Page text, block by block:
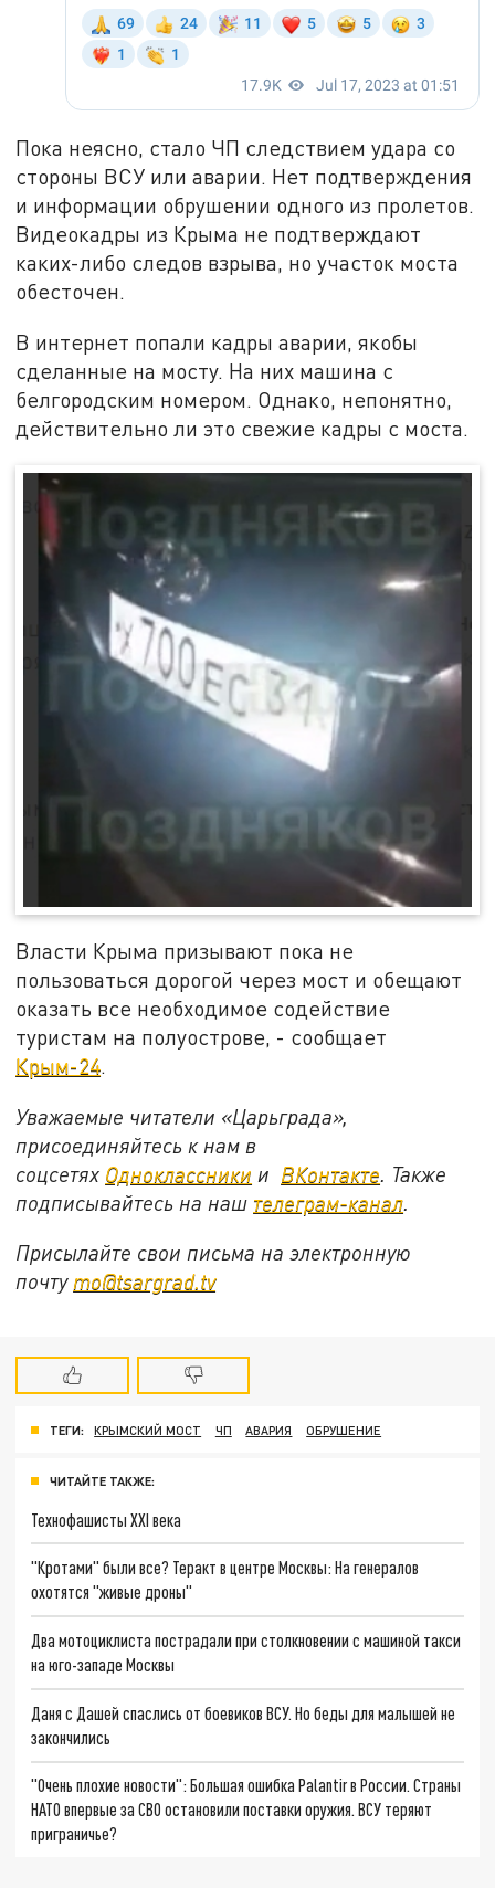
Пока неясно, стало ЧП следствием удара со
стороны ВСУ или аварии. Нет подтверждения
и информации обрушении одного из пролетов.
Видеокадры из Крыма не подтверждают
каких-либо следов взрыва, но участок моста
обесточен.
В интернет попали кадры аварии, якобы
сделанные на мосту. На них машина с
белгородским номером. Однако, непонятно,
действительно ли это свежие кадры с моста.
Власти Крыма призывают пока не
пользоваться дорогой через мост и обещают
оказать все необходимое содействие
туристам на полуострове, - сообщает
Крым-24.
Уважаемые читатели «Царьграда»,
присоединяйтесь к нам в
соцсетях Одноклассники и ВКонтакте. Также
подписывайтесь на наш телеграм-канал.
Присылайте свои письма на электронную
почту mo@tsargrad.tv
ТЕГИ: КРЫМСКИЙ МОСТ ЧП АВАРИЯ ОБРУШЕНИЕ
ЧИТАЙТЕ ТАКЖЕ:
Технофашисты XXI века
"Кротами" были все? Теракт в центре Москвы: На генералов
охотятся "живые дроны"
Два мотоциклиста пострадали при столкновении с машиной такси
на юго-западе Москвы
Даня с Дашей спаслись от боевиков ВСУ. Но беды для малышей не
закончились
"Очень плохие новости": Большая ошибка Palantir в России. Страны
НАТО впервые за СВО остановили поставки оружия. ВСУ теряют
приграничье?